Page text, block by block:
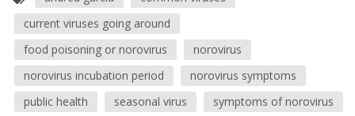
current viruses going around
food poisoning or norovirus
norovirus
norovirus incubation period
norovirus symptoms
public health
seasonal virus
symptoms of norovirus